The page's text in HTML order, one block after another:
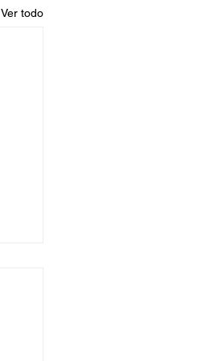
Ver todo